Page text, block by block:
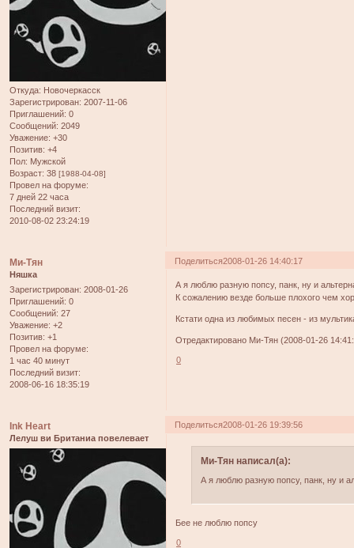
Откуда: Новочеркасск
Зарегистрирован: 2007-11-06
Приглашений: 0
Сообщений: 2049
Уважение: +30
Позитив: +4
Пол: Мужской
Возраст: 38 [1988-04-08]
Провел на форуме:
7 дней 22 часа
Последний визит:
2010-08-02 23:24:19
Поделиться2008-01-26 14:40:17
Ми-Тян
Няшка
Зарегистрирован: 2008-01-26
Приглашений: 0
Сообщений: 27
Уважение: +2
Позитив: +1
Провел на форуме:
1 час 40 минут
Последний визит:
2008-06-16 18:35:19
А я люблю разную попсу, панк, ну и
К сожалению везде больше плохого чем
Кстати одна из любимых песен - из
Отредактировано Ми-Тян (2008-01-26
0
Поделиться2008-01-26 19:39:56
Ink Heart
Лелуш ви Британиа повелевает
Ми-Тян написал(а):
А я люблю разную попсу, панк, ну и
Бее не люблю попсу
0